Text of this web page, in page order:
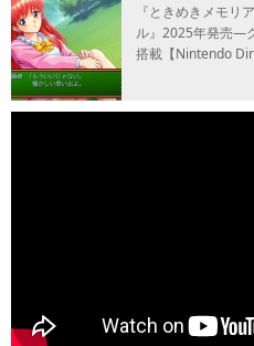
『ときめきメモリ
ル』2025年発売―
搭載【Nintendo